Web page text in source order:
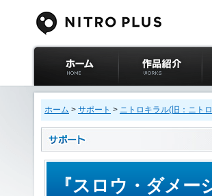
ニトロプラス公式
サイト ホーム
作品紹介
ホーム > サポート > ニトロキラル(旧：ニト
『スロウ・ダメ